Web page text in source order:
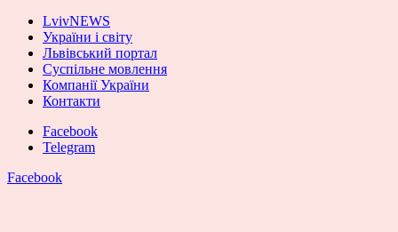
LvivNEWS
України і світу
Львівський портал
Суспільне мовлення
Компанії України
Контакти
Facebook
Telegram
Facebook